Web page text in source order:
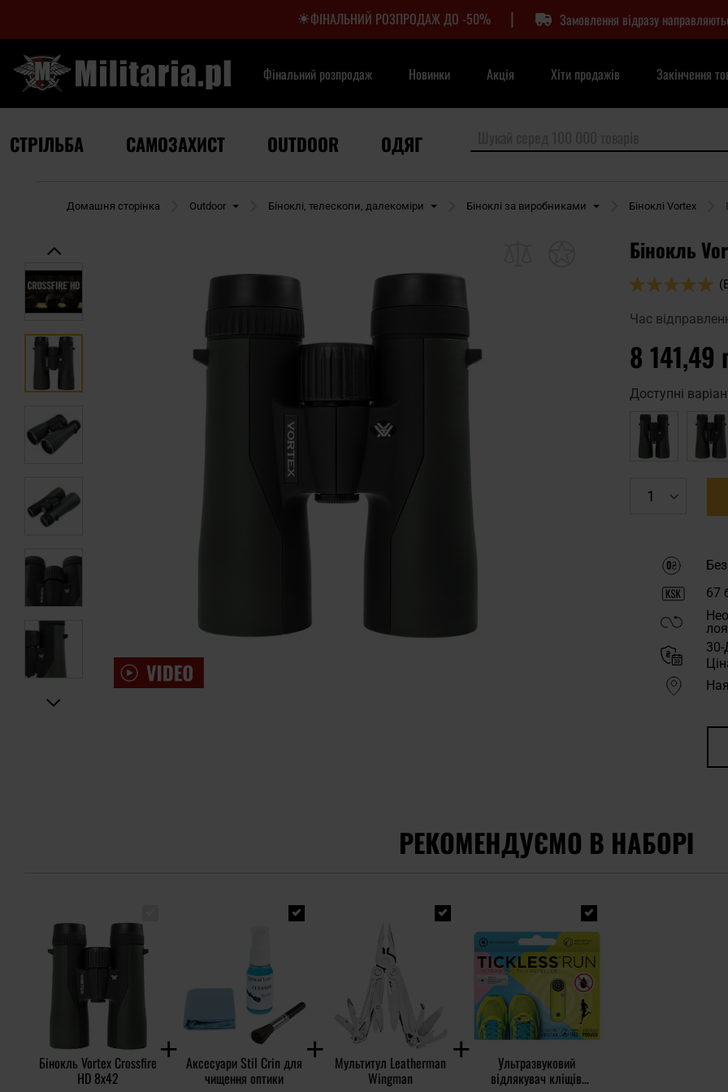
ФІНАЛЬНИЙ РОЗПРОДАЖ ДО -50% | Замовлення відразу
Фінальний розпродаж Новинки Акція Хіти продажів Закінчення
СТРІЛЬБА САМОЗАХИСТ OUTDOOR ОДЯГ
Домашня сторінка Outdoor Біноклі, телескопи, далекоміри Біноклі за виробниками Біноклі Vortex
Бінокль
Оцінка:
Час
8 141,49
Доступні
67
30-
РЕКОМЕНДУЄМО В НАБОРІ
Бінокль Vortex Crossfire
HD 8x42
Аксесуари Stil Crin для
чищення оптики
Мультитул Leatherman
Wingman
Ультразвуковий
відлякувач кліщів